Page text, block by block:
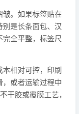
。如果标签贴在
是长条面包、汉
全平整，标签尺
相对可控，印刷
或者运输过程中
干胶或覆膜工艺，